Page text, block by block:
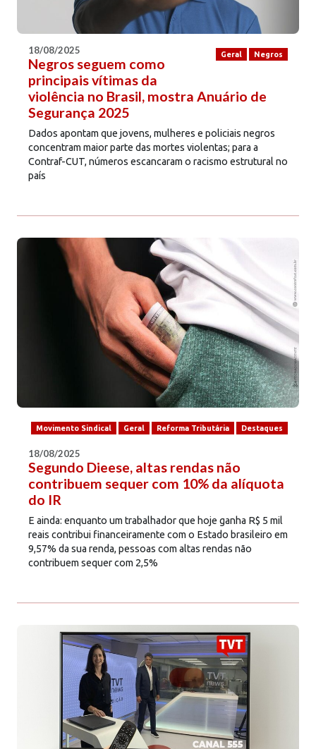
Geral Negros
18/08/2025
Negros seguem como
principais vítimas da
violência no Brasil, mostra Anuário de
Segurança 2025
Dados apontam que jovens, mulheres e policiais negros
concentram maior parte das mortes violentas; para a
Contraf-CUT, números escancaram o racismo estrutural no
país
Movimento Sindical Geral Reforma Tributária Destaques
18/08/2025
Segundo Dieese, altas rendas não
contribuem sequer com 10% da alíquota
do IR
E ainda: enquanto um trabalhador que hoje ganha R$ 5 mil
reais contribui financeiramente com o Estado brasileiro em
9,57% da sua renda, pessoas com altas rendas não
contribuem sequer com 2,5%